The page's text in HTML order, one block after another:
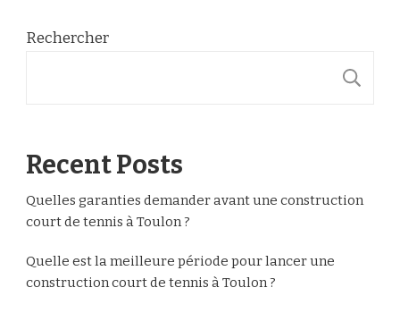
Rechercher
Recent Posts
Quelles garanties demander avant une construction
court de tennis à Toulon ?
Quelle est la meilleure période pour lancer une
construction court de tennis à Toulon ?